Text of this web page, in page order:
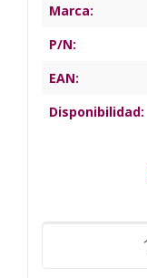
Marca:
P/N:
EAN:
Disponibilidad: